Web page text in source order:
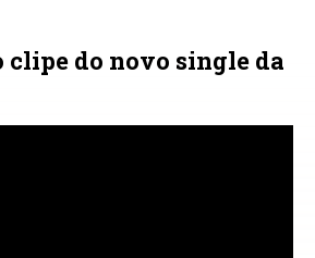
clipe do novo single da